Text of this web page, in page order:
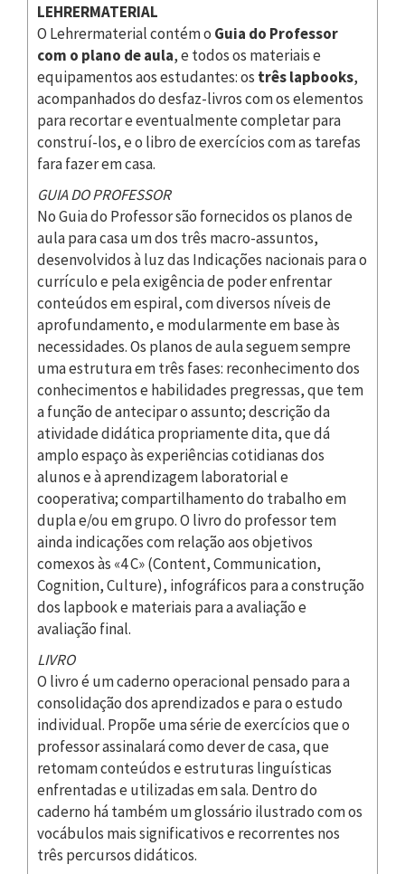
LEHRERMATERIAL
O Lehrermaterial contém o Guia do Professor
com o plano de aula, e todos os materiais e
equipamentos aos estudantes: os três lapbooks,
acompanhados do desfaz-livros com os elementos
para recortar e eventualmente completar para
construí-los, e o libro de exercícios com as tarefas
fara fazer em casa.
GUIA DO PROFESSOR
No Guia do Professor são fornecidos os planos de
aula para casa um dos três macro-assuntos,
desenvolvidos à luz das Indicações nacionais para o
currículo e pela exigência de poder enfrentar
conteúdos em espiral, com diversos níveis de
aprofundamento, e modularmente em base às
necessidades. Os planos de aula seguem sempre
uma estrutura em três fases: reconhecimento dos
conhecimentos e habilidades pregressas, que tem
a função de antecipar o assunto; descrição da
atividade didática propriamente dita, que dá
amplo espaço às experiências cotidianas dos
alunos e à aprendizagem laboratorial e
cooperativa; compartilhamento do trabalho em
dupla e/ou em grupo. O livro do professor tem
ainda indicações com relação aos objetivos
comexos às «4 C» (Content, Communication,
Cognition, Culture), infográficos para a construção
dos lapbook e materiais para a avaliação e
avaliação final.
LIVRO
O livro é um caderno operacional pensado para a
consolidação dos aprendizados e para o estudo
individual. Propõe uma série de exercícios que o
professor assinalará como dever de casa, que
retomam conteúdos e estruturas linguísticas
enfrentadas e utilizadas em sala. Dentro do
caderno há também um glossário ilustrado com os
vocábulos mais significativos e recorrentes nos
três percursos didáticos.